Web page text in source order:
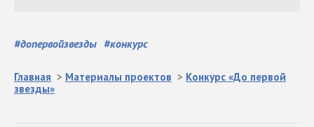
#допервойзвезды #конкурс
Главная > Материалы проектов > Конкурс «До первой
звезды»